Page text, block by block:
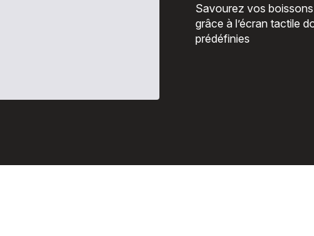
Savourez vos
grâce à l’écran tactile
prédéfinies